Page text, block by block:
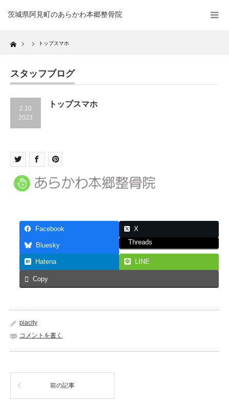
茨城県阿見町のあらかわ本郷整骨院
Home トップスマホ
スタッフブログ
2.10
2023
トップスマホ
Facebook X
Bluesky Threads
Hatena LINE
Copy
piacity
コメントを書く
前の記事